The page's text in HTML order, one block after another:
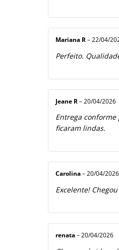
Mariana R – 22/04/
Perfeito.
Jeane R – 20/04/2026
Entrega
ficaram lindas.
Carolina – 20/04/2026
Excelente!
renata – 20/04/2026